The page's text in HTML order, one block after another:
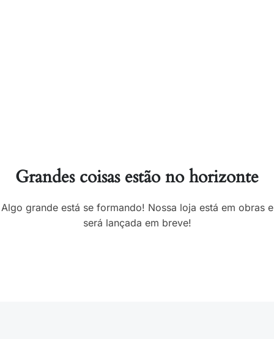
Grandes coisas estão no horizonte
Algo grande está se formando! Nossa loja está em obras e
será lançada em breve!